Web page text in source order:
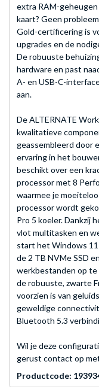
extra RAM-
kaart? Geen
Gold-certificering is
upgrades en de
De robuuste
hardware en past
A- en USB-C-
aan.
De ALTERNATE
kwalitatieve
geassembleerd door
ervaring in het
beschikt over een
processor met 8
waarmee je
processor wordt
Pro 5 koeler. Dankzij
vlot multitasken en
start het Windows
de 2 TB NVMe SSD
werkbestanden op te
de robuuste, zwarte
voorzien is van
geweldige
Bluetooth 5.3
Wil je deze
gerust contact op
Productcode: